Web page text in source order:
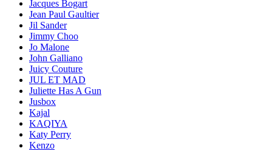
Jacques Bogart
Jean Paul Gaultier
Jil Sander
Jimmy Choo
Jo Malone
John Galliano
Juicy Couture
JUL ET MAD
Juliette Has A Gun
Jusbox
Kajal
KAQIYA
Katy Perry
Kenzo